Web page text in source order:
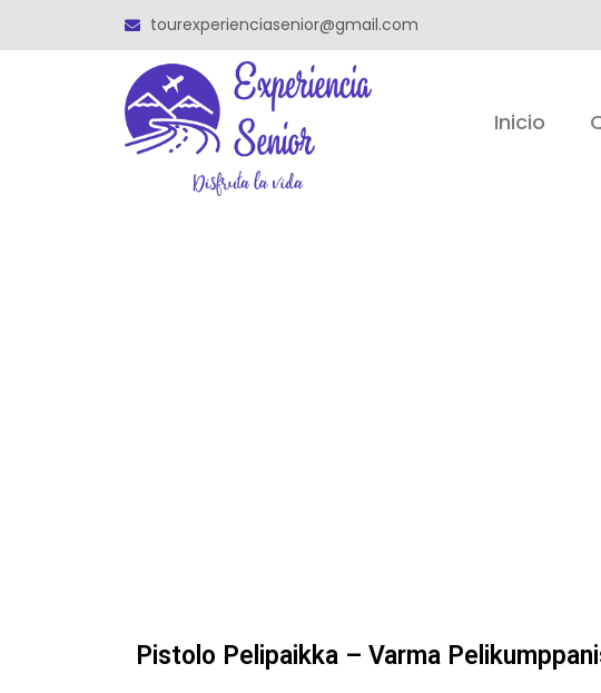
tourexperienciasenior@gmail.com
Inicio
Pistolo Pelipaikka – Varma